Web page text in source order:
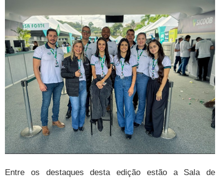
Entre os destaques desta edição estão a Sala de